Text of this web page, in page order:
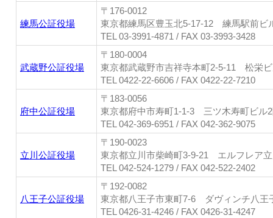
練馬公証役場
〒176-0012
東京都練馬区豊玉北5-17-12 練馬駅前ビ
TEL 03-3991-4871 / FAX 03-3993-3428
武蔵野公証役場
〒180-0004
東京都武蔵野市吉祥寺本町2-5-11 松栄
TEL 0422-22-6606 / FAX 0422-22-7210
府中公証役場
〒183-0056
東京都府中市寿町1-1-3 三ツ木寿町ビル
TEL 042-369-6951 / FAX 042-362-9075
立川公証役場
〒190-0023
東京都立川市柴崎町3-9-21 エルフレア
TEL 042-524-1279 / FAX 042-522-2402
八王子公証役場
〒192-0082
東京都八王子市東町7-6 ダヴィンチ八王
TEL 0426-31-4246 / FAX 0426-31-4247